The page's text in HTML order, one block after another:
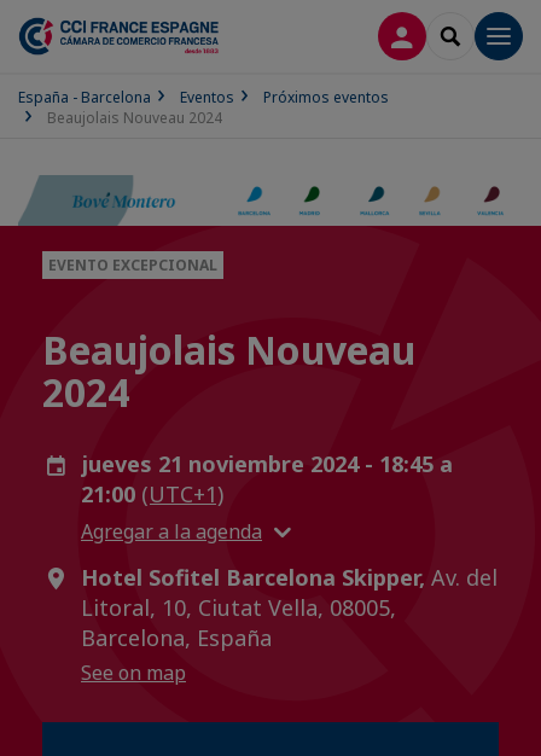
CONECTARSE
SEARCH
España - Barcelona Eventos
Próximos eventos
Beaujolais Nouveau 2024
EVENTO EXCEPCIONAL
Beaujolais Nouveau
2024
jueves 21 noviembre 2024 - 18:45 a
21:00 (UTC+1)
Agregar a la agenda
Hotel Sofitel Barcelona Skipper, Av. del
Litoral, 10, Ciutat Vella, 08005,
Barcelona, España
See on map